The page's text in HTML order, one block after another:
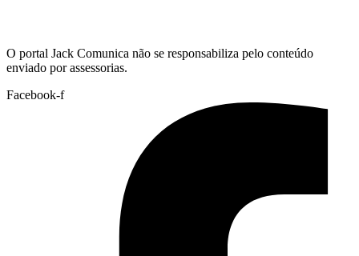
O portal Jack Comunica não se responsabiliza pelo conteúdo
enviado por assessorias.
Facebook-f